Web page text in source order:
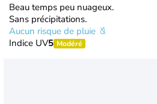
Beau temps peu nuageux.
Sans précipitations.
Aucun risque de pluie
Indice UV5 Modéré